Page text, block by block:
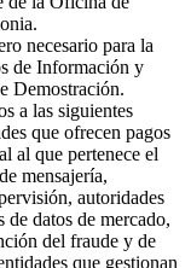
necesario para la
de Información y
Demostración.
a las siguientes
que ofrecen pagos
al que pertenece el
mensajería,
autoridades
datos de mercado,
del fraude y de
que gestionan